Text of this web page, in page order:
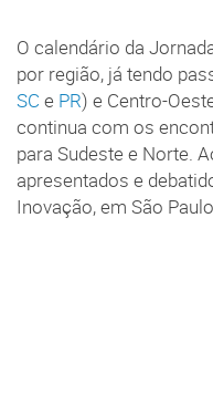
O calendário da
por região, já tendo
SC e PR) e Centro-
continua com os
para Sudeste e Norte.
apresentados e
Inovação, em São